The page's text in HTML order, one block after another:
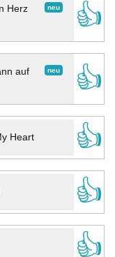
neu
Herz
👍
neu
auf
👍
Heart
👍
👍
👍